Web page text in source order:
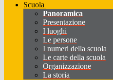
Scuola
Panoramica
Presentazione
I luoghi
Le persone
I numeri della scuola
Le carte della scuola
Organizzazione
La storia